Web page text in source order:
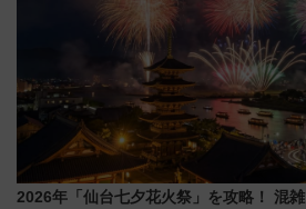
2026年「仙台七夕花火祭」を攻略！ 混